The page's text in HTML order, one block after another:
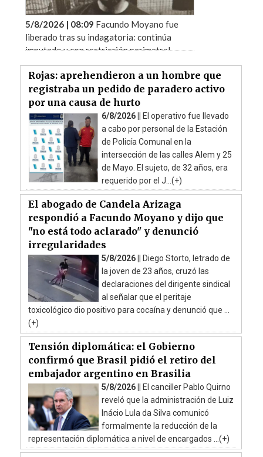
5/8/2026 | 08:09 Facundo Moyano fue
liberado tras su indagatoria: continúa
imputado y con restricción perimetral
Rojas: aprehendieron a un hombre que
registraba un pedido de paradero activo
por una causa de hurto
6/8/2026 ||
El operativo fue llevado
a cabo por personal de la Estación
de Policía Comunal en la
intersección de las calles Alem y 25
de Mayo. El sujeto, de 32 años, era
requerido por el J...(+)
El abogado de Candela Arizaga
respondió a Facundo Moyano y dijo que
"no está todo aclarado" y denunció
irregularidades
5/8/2026 ||
Diego Storto, letrado de
la joven de 23 años, cruzó las
declaraciones del dirigente sindical
al señalar que el peritaje
toxicológico dio positivo para cocaína y denunció que ...
(+)
Tensión diplomática: el Gobierno
confirmó que Brasil pidió el retiro del
embajador argentino en Brasilia
5/8/2026 ||
El canciller Pablo Quirno
reveló que la administración de Luiz
Inácio Lula da Silva comunicó
formalmente la reducción de la
representación diplomática a nivel de encargados ...(+)